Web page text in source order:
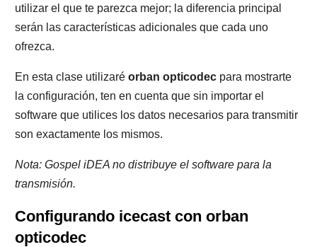
utilizar el que te parezca mejor; la diferencia principal
serán las características adicionales que cada uno
ofrezca.
En esta clase utilizaré orban opticodec para mostrarte
la configuración, ten en cuenta que sin importar el
software que utilices los datos necesarios para transmitir
son exactamente los mismos.
Nota: Gospel iDEA no distribuye el software para la
transmisión.
Configurando icecast con orban
opticodec